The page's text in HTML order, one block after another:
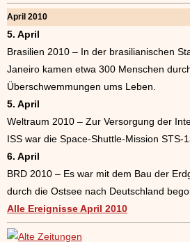
April 2010
5. April
Brasilien 2010 – In der brasilianischen
Janeiro kamen etwa 300 Menschen
Überschwemmungen ums Leben.
5. April
Weltraum 2010 – Zur Versorgung der
ISS war die Space-Shuttle-Mission STS-
6. April
BRD 2010 – Es war mit dem Bau der
durch die Ostsee nach Deutschland
Alle Ereignisse April 2010